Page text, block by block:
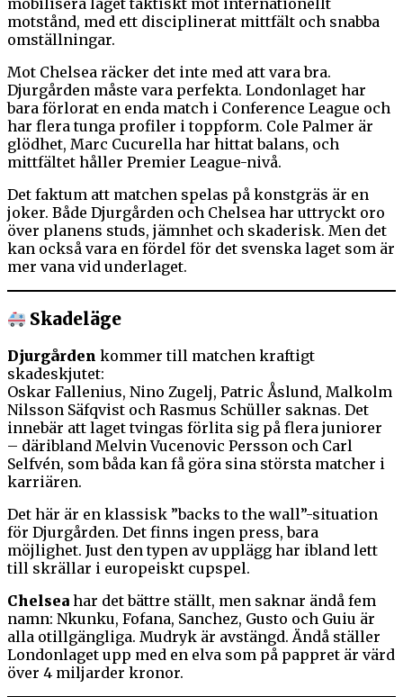
mobilisera laget taktiskt mot internationellt
motstånd, med ett disciplinerat mittfält och snabba
omställningar.
Mot Chelsea räcker det inte med att vara bra.
Djurgården måste vara perfekta. Londonlaget har
bara förlorat en enda match i Conference League och
har flera tunga profiler i toppform. Cole Palmer är
glödhet, Marc Cucurella har hittat balans, och
mittfältet håller Premier League-nivå.
Det faktum att matchen spelas på konstgräs är en
joker. Både Djurgården och Chelsea har uttryckt oro
över planens studs, jämnhet och skaderisk. Men det
kan också vara en fördel för det svenska laget som är
mer vana vid underlaget.
Skadeläge
Djurgården kommer till matchen kraftigt
skadeskjutet:
Oskar Fallenius, Nino Zugelj, Patric Åslund, Malkolm
Nilsson Säfqvist och Rasmus Schüller saknas. Det
innebär att laget tvingas förlita sig på flera juniorer
– däribland Melvin Vucenovic Persson och Carl
Selfvén, som båda kan få göra sina största matcher i
karriären.
Det här är en klassisk ”backs to the wall”-situation
för Djurgården. Det finns ingen press, bara
möjlighet. Just den typen av upplägg har ibland lett
till skrällar i europeiskt cupspel.
Chelsea har det bättre ställt, men saknar ändå fem
namn: Nkunku, Fofana, Sanchez, Gusto och Guiu är
alla otillgängliga. Mudryk är avstängd. Ändå ställer
Londonlaget upp med en elva som på pappret är värd
över 4 miljarder kronor.